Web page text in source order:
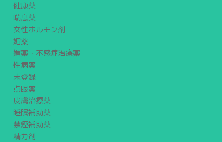
健康薬
喘息薬
女性ホルモン剤
媚薬
媚薬・不感症治療薬
性病薬
未登録
点眼薬
皮膚治療薬
睡眠補助薬
禁煙補助薬
精力剤